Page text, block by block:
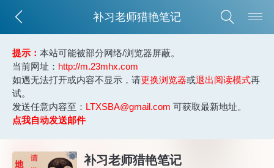
补习老师猎艳笔记
提示：本站可能被部分网络/浏览器屏蔽。
当前网址： http://m.23mhx.com
如遇无法打开或内容不显示，请更换浏览器或退出阅读模式再
试。
发送任意内容至： LTXSBA@gmail.com 可获取最新地址。
点我自动发送邮件
补习老师猎艳笔记